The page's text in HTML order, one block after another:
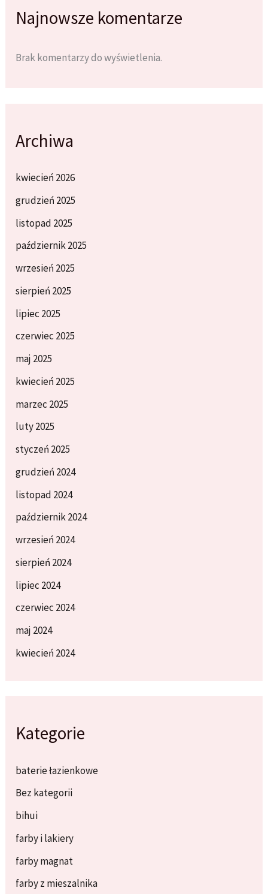
Najnowsze komentarze
Brak komentarzy do wyświetlenia.
Archiwa
kwiecień 2026
grudzień 2025
listopad 2025
październik 2025
wrzesień 2025
sierpień 2025
lipiec 2025
czerwiec 2025
maj 2025
kwiecień 2025
marzec 2025
luty 2025
styczeń 2025
grudzień 2024
listopad 2024
październik 2024
wrzesień 2024
sierpień 2024
lipiec 2024
czerwiec 2024
maj 2024
kwiecień 2024
Kategorie
baterie łazienkowe
Bez kategorii
bihui
farby i lakiery
farby magnat
farby z mieszalnika